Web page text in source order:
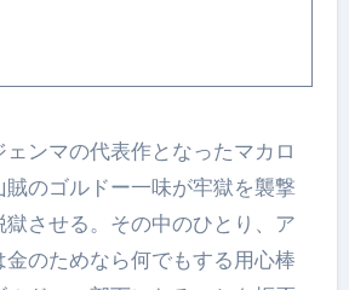
ンマの代表作となったマカロ
のゴルドー一味が牢獄を襲撃
獄させる。その中のひとり、ア
金のためなら何でもする用心棒